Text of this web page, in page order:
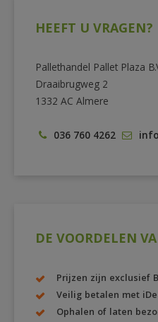
HEEFT U VRAGEN?
Pallethandel Pallet Plaza
Draaibrugweg 2
1332 AC Almere
036 760 4262
DE VOORDELEN
Prijzen zijn exclusief
Veilig betalen met
Ophalen of laten